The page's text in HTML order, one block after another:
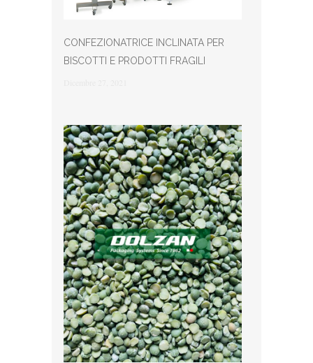
CONFEZIONATRICE INCLINATA PER
BISCOTTI E PRODOTTI FRAGILI